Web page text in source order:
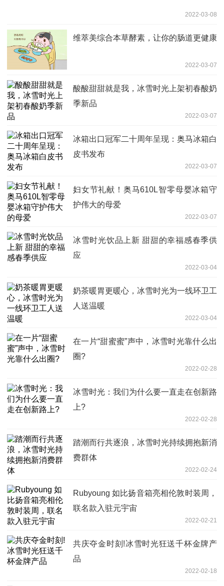
2022-03-08
维萃美综合本草酵素，让你的肠道更健康
2022-03-07
酸酸甜甜就是我，冰雪时光上架初春酸奶
季新品
2022-03-07
冰箱出口冠军二十周年呈现：奥马冰箱白
皮书发布
2022-03-07
妇女节礼献！奥马610L智零母婴冰箱守
护伟大的母爱
2022-03-07
冰雪时光饮品上新 甜甜的幸福感春季供
应
2022-03-04
奶茶暖胃更暖心，冰雪时光为一线环卫工
人送温暖
2022-03-04
在一片“甜蜜蜜”声中，冰雪时光靠什么出
圈?
2022-02-28
冰雪时光：我们为什么要一直走在创新路
上?
2022-02-28
踏潮而行共逐浪，冰雪时光持续拥抱新消
费群体
2022-02-24
Rubyoung 如比扬音箱亮相伦敦时装周，
联名款入驻元宇宙
2022-02-21
共庆夺金时刻!冰雪时光狂送千杯金牌产
品
2022-02-18